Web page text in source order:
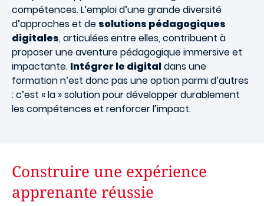
compétences. L’emploi d’une grande diversité
d’approches et de solutions pédagogiques
digitales, articulées entre elles, contribuent à
proposer une aventure pédagogique immersive et
impactante. Intégrer le digitaldans une
formation n’est donc pas une option parmi d’autres
: c’est « la » solution pour développer durablement
les compétences et renforcer l’impact.
Construire une expérience
apprenante réussie